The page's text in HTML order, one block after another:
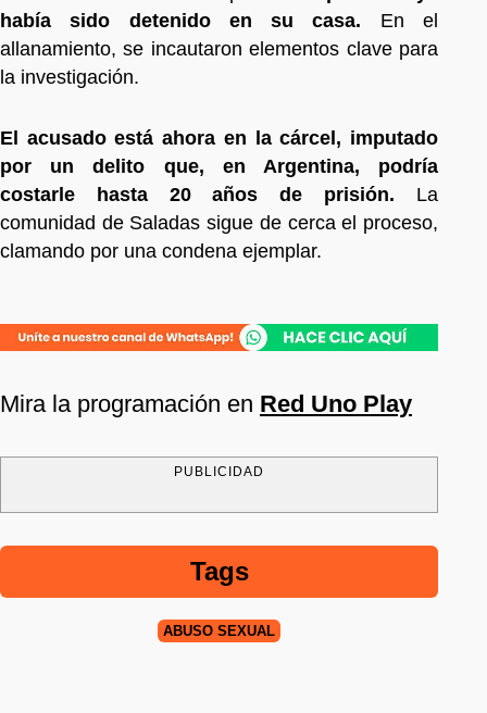
había sido detenido en su casa. En el
allanamiento, se incautaron elementos clave para
la investigación.
El acusado está ahora en la cárcel, imputado
por un delito que, en Argentina, podría
costarle hasta 20 años de prisión. La
comunidad de Saladas sigue de cerca el proceso,
clamando por una condena ejemplar.
Mira la programación en Red Uno Play
PUBLICIDAD
Tags
ABUSO SEXUAL